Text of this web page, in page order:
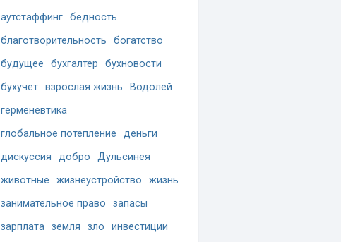
аутстаффинг бедность
благотворительность
богатство
будущее
бухгалтер
бухновости
бухучет взрослая жизнь
Водолей
герменевтика
глобальное потепление
деньги
дискуссия
добро
Дульсинея
животные
жизнеустройство
жизнь
занимательное право
запасы
зарплата земля зло
инвестиции